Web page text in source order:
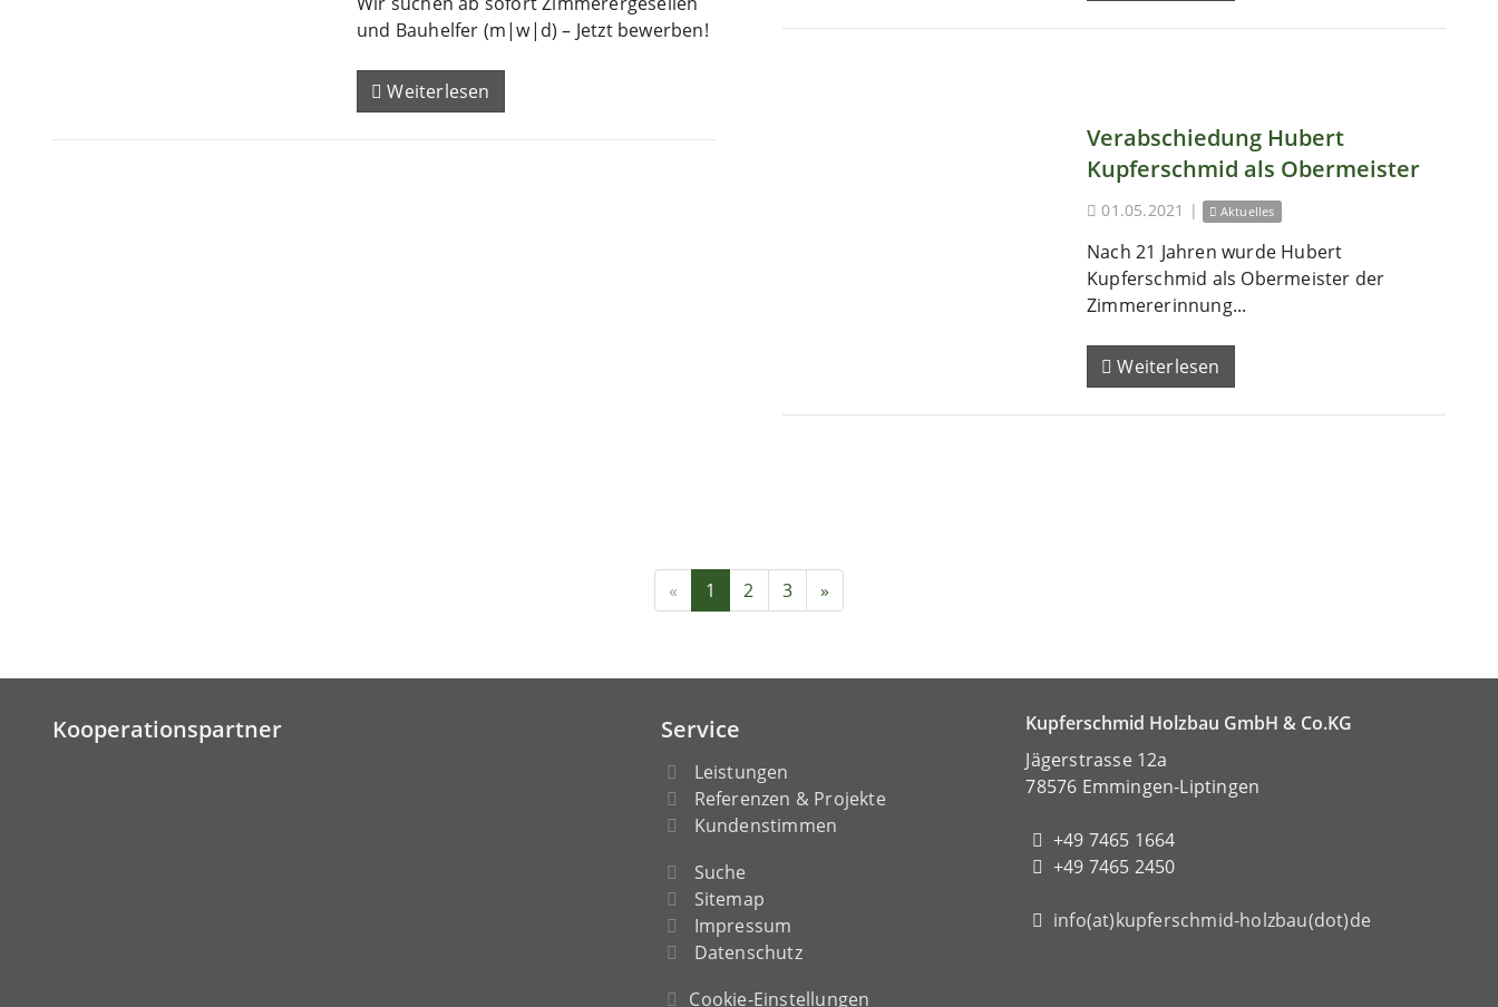
und Bauhelfer (m|w|d) – Jetzt bewerben!
Weiterlesen
Verabschiedung Hubert
Kupferschmid als Obermeister
01.05.2021 | Aktuelles
Nach 21 Jahren wurde Hubert
Kupferschmid als Obermeister der
Zimmererinnung...
Weiterlesen
« 1 2 3 »
Kooperationspartner Service
Leistungen
Referenzen & Projekte
Kundenstimmen
Suche
Sitemap
Impressum
Datenschutz
Cookie-Einstellungen
Kupferschmid Holzbau GmbH & Co.KG
Jägerstrasse 12a
78576 Emmingen-Liptingen
+49 7465 1664
+49 7465 2450
info(at)kupferschmid-holzbau(dot)de